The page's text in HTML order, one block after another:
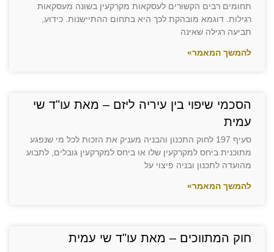
תחומים רבים הקשורים לעסקאות מקרקעין בשונה מעסקאות
רגילות. דוגמא מובהקת לכך היא בתחום ההתיישנות. כידוע,
תביעה רגילה שאינה
להמשך המאמר»
הסכמי שיפוי בין עיריה ליזם – מאת עו"ד שי
עמית
סעיף 197 לחוק התכנון והבניה מעניק את הזכות לכל מי שנפגע
מתוכנית ביחס למקרקעין שלו או ביחס למקרקעין גובלים, לתבוע
מהועדה לתכנון ובניה פיצוי על
להמשך המאמר»
חוק המתווכים – מאת עו"ד שי עמית